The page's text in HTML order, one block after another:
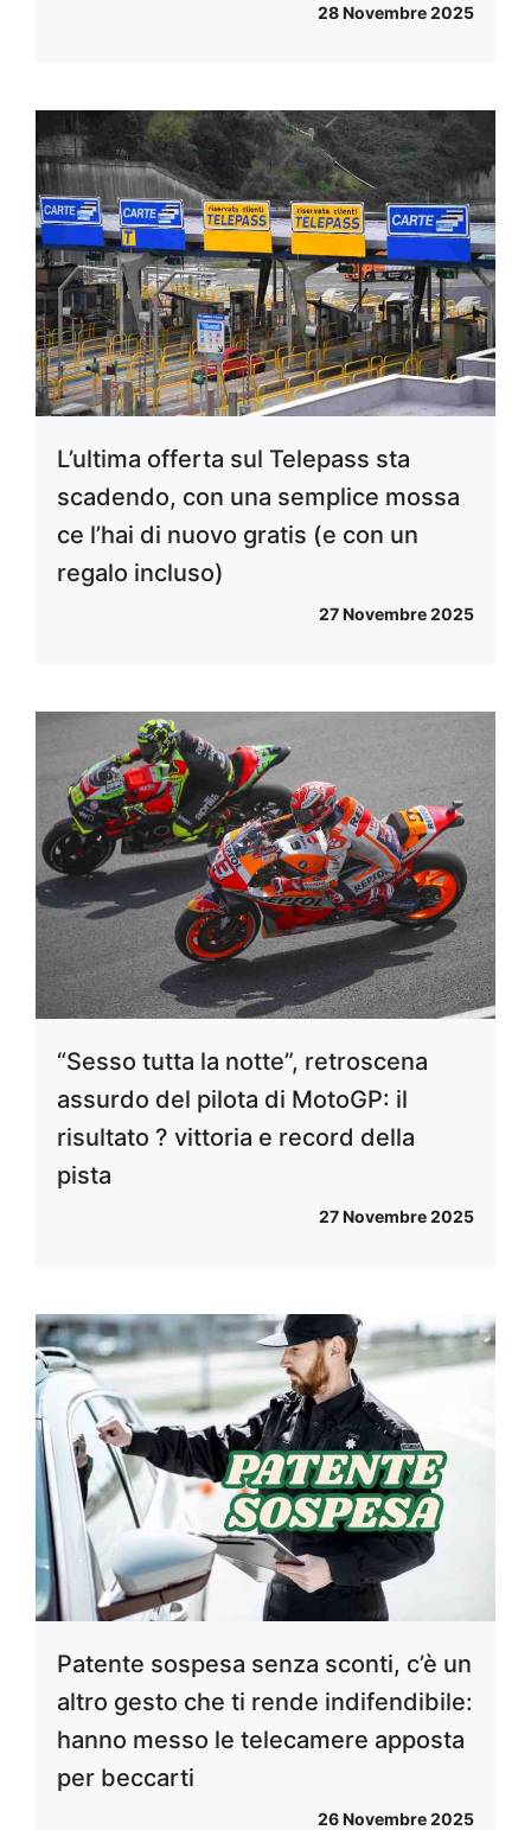
28 Novembre 2025
L’ultima offerta sul Telepass sta
scadendo, con una semplice mossa
ce l’hai di nuovo gratis (e con un
regalo incluso)
27 Novembre 2025
“Sesso tutta la notte”, retroscena
assurdo del pilota di MotoGP: il
risultato ? vittoria e record della
pista
27 Novembre 2025
Patente sospesa senza sconti, c’è un
altro gesto che ti rende indifendibile:
hanno messo le telecamere apposta
per beccarti
26 Novembre 2025